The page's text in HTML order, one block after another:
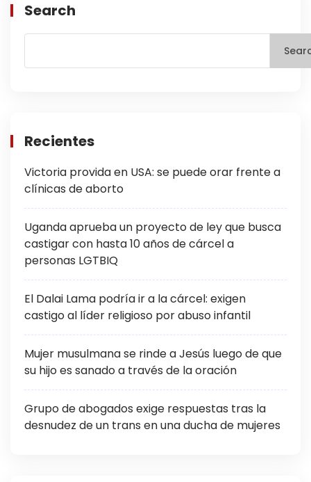
Search
Recientes
Victoria provida en USA: se puede orar frente a
clínicas de aborto
Uganda aprueba un proyecto de ley que busca
castigar con hasta 10 años de cárcel a
personas LGTBIQ
El Dalai Lama podría ir a la cárcel: exigen
castigo al líder religioso por abuso infantil
Mujer musulmana se rinde a Jesús luego de que
su hijo es sanado a través de la oración
Grupo de abogados exige respuestas tras la
desnudez de un trans en una ducha de mujeres